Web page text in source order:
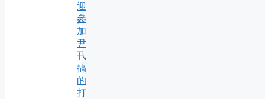
迎
參
加
尹
卂
搞
的
打